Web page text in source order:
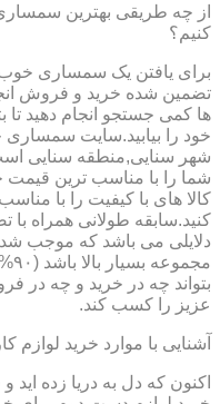
از چه طریقی بهترین
کنیم؟
برای یافتن یک سمساری
تضمین شده خرید و فروش
ها کمی جستجو انجام دهید تا
خود را بیابید.سایت
شهر سنایی,منطقه سنایی
شما را با مناسب ترین قیمت
کالا های با کیفیت را با
کنید.سابقه طولانی همراه
دلایلی می باشد که موجب
بتواند چه در خرید و چه در
عزیز را کسب کند.
آشنایی با موارد خرید لوازم
اکنون که دل به دریا زده